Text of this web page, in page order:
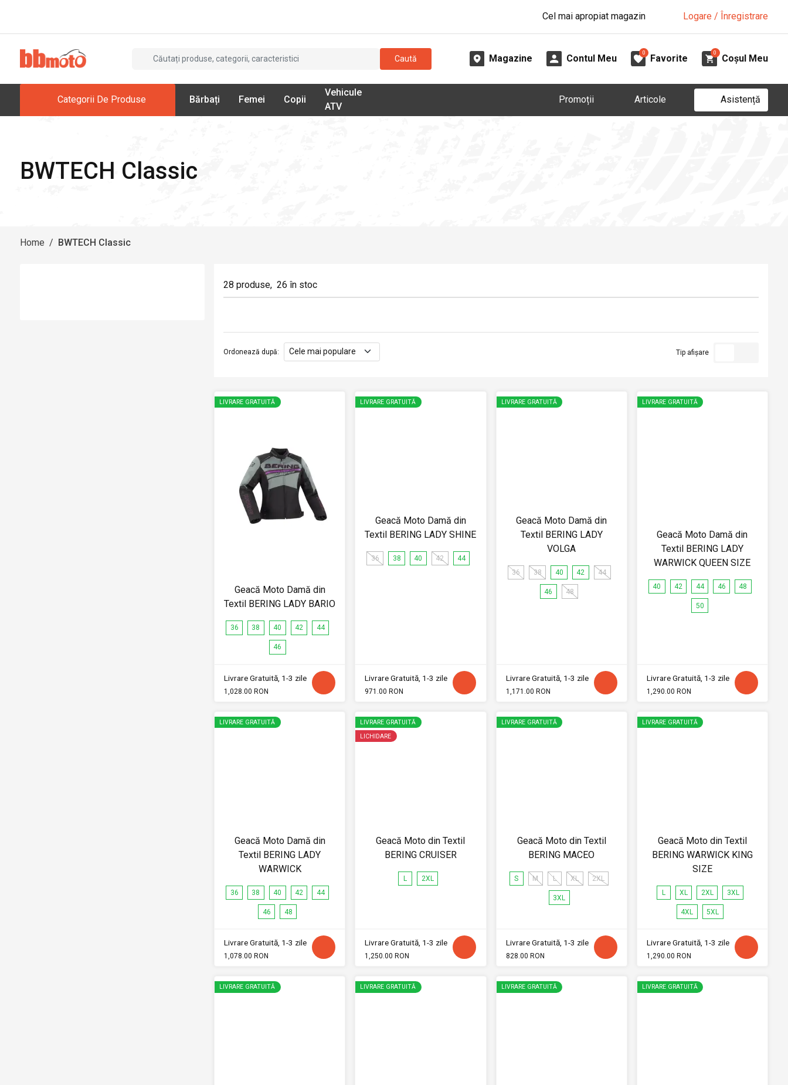
Cel mai apropiat magazin Logare / Înregistrare
Caută Magazine Contul Meu
0
Favorite
0
Coșul Meu
Categorii De Produse Bărbați Femei Copii
Vehicule
ATV
Promoții Articole Asistență
BWTECH Classic
Home / BWTECH Classic
28 produse, 26 în stoc
Ordonează după: Tip afișare
LIVRARE GRATUITĂ
Geacă Moto Damă din
Textil BERING LADY BARIO
36 38 40 42 44
46
Livrare Gratuită, 1-3 zile
1,028.00 RON
LIVRARE GRATUITĂ
Geacă Moto Damă din
Textil BERING LADY SHINE
36 38 40 42 44
Livrare Gratuită, 1-3 zile
971.00 RON
LIVRARE GRATUITĂ
Geacă Moto Damă din
Textil BERING LADY
VOLGA
36 38 40 42 44
46 48
Livrare Gratuită, 1-3 zile
1,171.00 RON
LIVRARE GRATUITĂ
Geacă Moto Damă din
Textil BERING LADY
WARWICK QUEEN SIZE
40 42 44 46 48
50
Livrare Gratuită, 1-3 zile
1,290.00 RON
LIVRARE GRATUITĂ
Geacă Moto Damă din
Textil BERING LADY
WARWICK
36 38 40 42 44
46 48
Livrare Gratuită, 1-3 zile
1,078.00 RON
LIVRARE GRATUITĂ
LICHIDARE
Geacă Moto din Textil
BERING CRUISER
L 2XL
Livrare Gratuită, 1-3 zile
1,250.00 RON
LIVRARE GRATUITĂ
Geacă Moto din Textil
BERING MACEO
S M L XL 2XL
3XL
Livrare Gratuită, 1-3 zile
828.00 RON
LIVRARE GRATUITĂ
Geacă Moto din Textil
BERING WARWICK KING
SIZE
L XL 2XL 3XL
4XL 5XL
Livrare Gratuită, 1-3 zile
1,290.00 RON
LIVRARE GRATUITĂ LIVRARE GRATUITĂ LIVRARE GRATUITĂ LIVRARE GRATUITĂ